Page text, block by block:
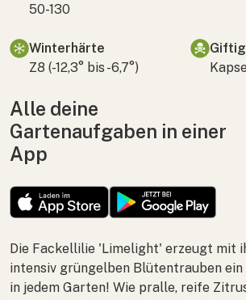
50-130
Winterhärte
Z8 (-12,3° bis -6,7°)
Alle deine
Gartenaufgaben in einer
App
Die Fackellilie 'Limelight' erzeugt mit
intensiv grüngelben Blütentrauben
in jedem Garten! Wie pralle, reife